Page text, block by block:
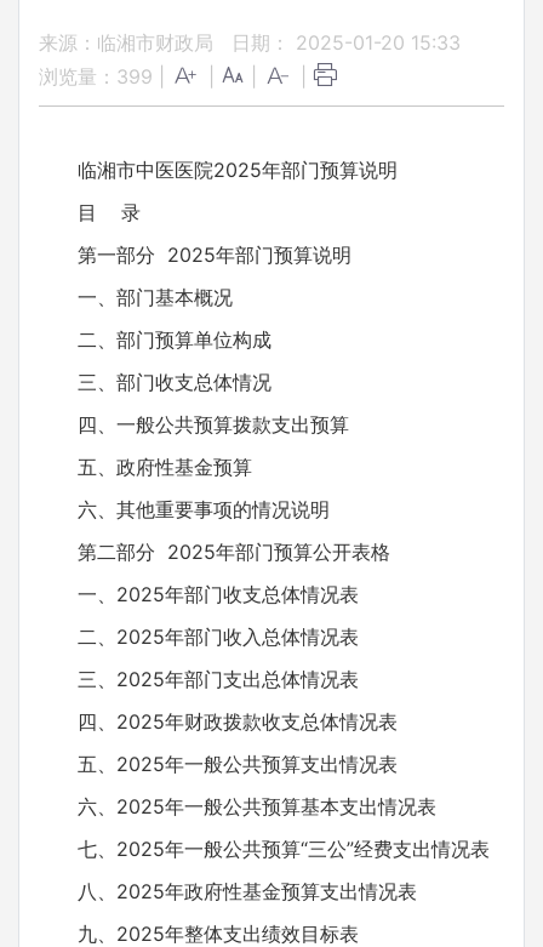
来源：临湘市财政局
日期： 2025-01-20 15:33
浏览量： 399
临湘市中医医院2025年部门预算说明
目 录
第一部分 2025年部门预算说明
一、部门基本概况
二、部门预算单位构成
三、部门收支总体情况
四、一般公共预算拨款支出预算
五、政府性基金预算
六、其他重要事项的情况说明
第二部分 2025年部门预算公开表格
一、2025年部门收支总体情况表
二、2025年部门收入总体情况表
三、2025年部门支出总体情况表
四、2025年财政拨款收支总体情况表
五、2025年一般公共预算支出情况表
六、2025年一般公共预算基本支出情况表
七、2025年一般公共预算“三公”经费支出情况表
八、2025年政府性基金预算支出情况表
九、2025年整体支出绩效目标表